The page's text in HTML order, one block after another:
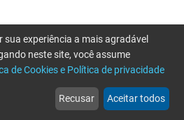
web
Notícias
more_horiz
Mais
experiência a mais agradável
neste site, você assume
de Cookies e Política de privacidade
Recusar Aceitar todos
por favor tente novamente